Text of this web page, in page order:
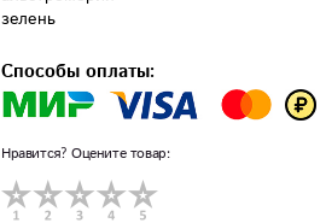
зелень
Способы оплаты:
Нравится? Оцените товар: